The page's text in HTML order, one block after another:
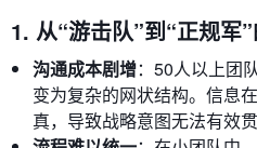
1. 从“游击队”到“正规军
沟通成本剧增：50人以上团
变为复杂的网状结构。信息
真，导致战略意图无法有效贯